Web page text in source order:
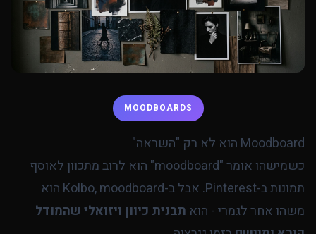
MOODBOARDS
Moodboard הוא לא רק "השראה"
כשמישהו אומר "moodboard" הוא לרוב מתכוון לאוסף
תמונות ב-Pinterest. אבל ב-Kolbo, moodboard הוא
משהו אחר לגמרי - הוא תבנית כיוון ויזואלי שהמודל